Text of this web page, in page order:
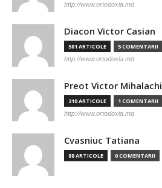
http://www.ortodoxia.md
Diacon Victor Casian
581 ARTICOLE 5 COMENTARII
http://www.ortodoxia.md
Preot Victor Mihalachi
210 ARTICOLE 1 COMENTARII
http://www.ortodoxia.md
Cvasniuc Tatiana
88 ARTICOLE 0 COMENTARII